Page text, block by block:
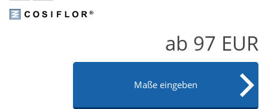
ab 97 EUR
Maße eingeben